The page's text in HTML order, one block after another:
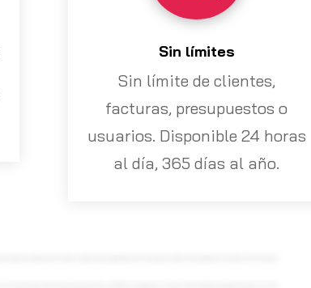
Sin límites
Sin límite de clientes,
facturas, presupuestos o
usuarios. Disponible 24 horas
al día, 365 días al año.